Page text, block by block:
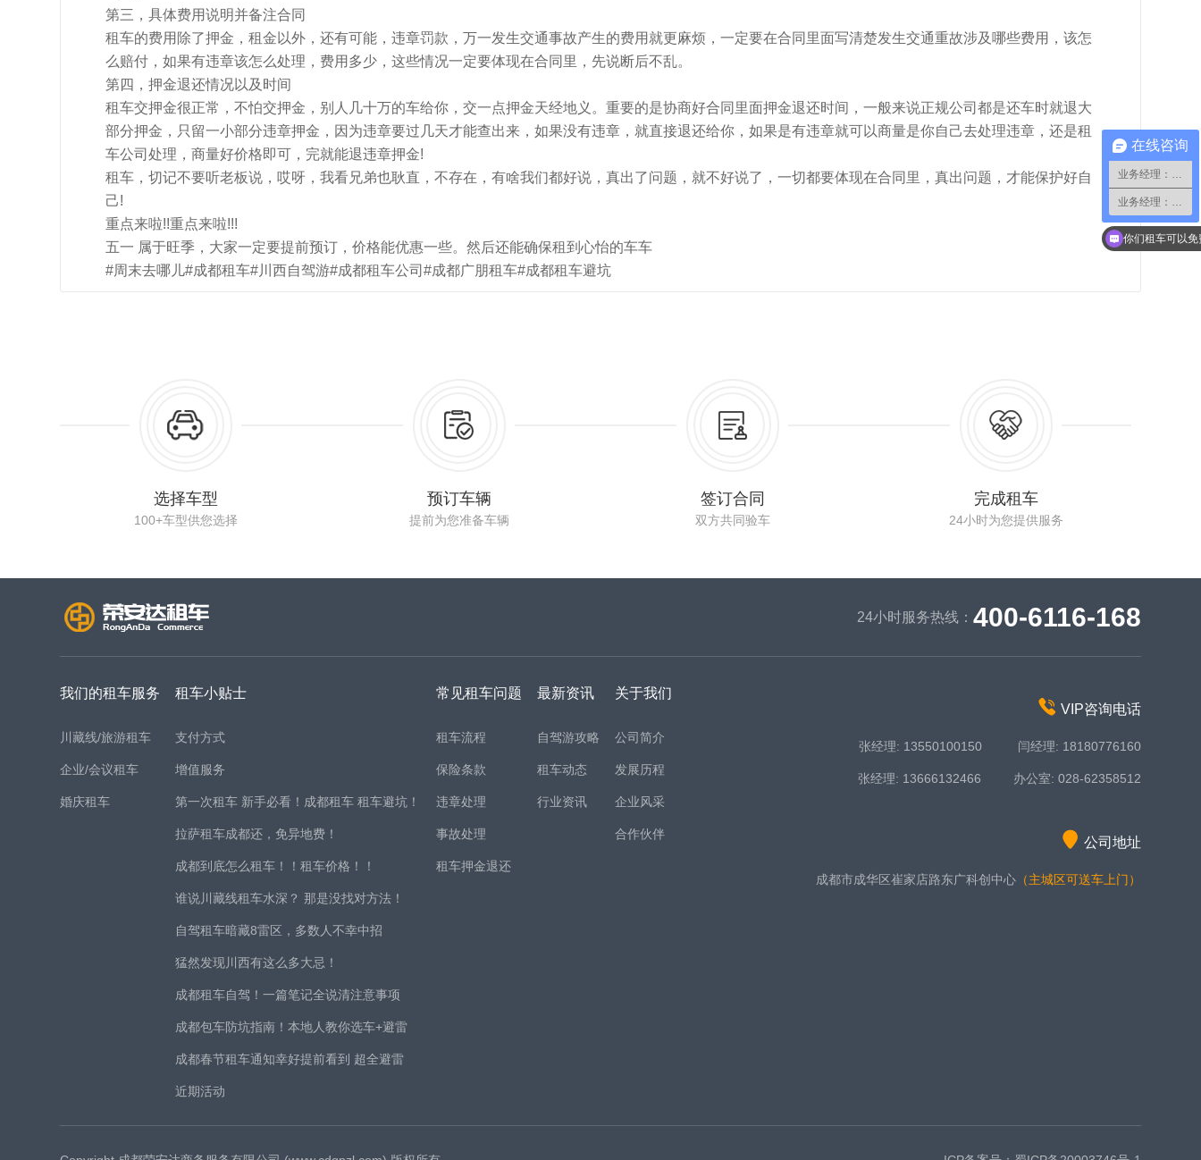
第三，具体费用说明并备注合同
租车的费用除了押金，租金以外，还有可能，违章罚款，万一发生交通事故产生的费用就更麻烦，一定要在合同里面写清楚发生交通重故涉及哪些费用，该怎
么赔付，如果有违章该怎么处理，费用多少，这些情况一定要体现在合同里，先说断后不乱。
第四，押金退还情况以及时间
租车交押金很正常，不怕交押金，别人几十万的车给你，交一点押金天经地义。重要的是协商好合同里面押金退还时间，一般来说正规公司都是还车时就退大
部分押金，只留一小部分违章押金，因为违章要过几天才能查出来，如果没有违章，就直接退还给你，如果是有违章就可以商量是你自己去处理违章，还是租
车公司处理，商量好价格即可，完就能退违章押金!
租车，切记不要听老板说，哎呀，我看兄弟也耿直，不存在，有啥我们都好说，真出了问题，就不好说了，一切都要体现在合同里，真出问题，才能保护好自
己!
重点来啦!!重点来啦!!!
五一 属于旺季，大家一定要提前预订，价格能优惠一些。然后还能确保租到心怡的车车
#周末去哪儿#成都租车#川西自驾游#成都租车公司#成都广朋租车#成都租车避坑
选择车型
100+车型供您选择
预订车辆
提前为您准备车辆
签订合同
双方共同验车
完成租车
24小时为您提供服务
24小时服务热线： 400-6116-168
我们的租车服务
川藏线/旅游租车
企业/会议租车
婚庆租车
租车小贴士
支付方式
增值服务
第一次租车 新手必看！成都租车 租车避坑！
拉萨租车成都还，免异地费！
成都到底怎么租车！！租车价格！！
谁说川藏线租车水深？ 那是没找对方法！
自驾租车暗藏8雷区，多数人不幸中招
猛然发现川西有这么多大忌！
成都租车自驾！一篇笔记全说清注意事项
成都包车防坑指南！本地人教你选车+避雷
成都春节租车通知幸好提前看到 超全避雷
近期活动
常见租车问题
租车流程
保险条款
违章处理
事故处理
租车押金退还
最新资讯
自驾游攻略
租车动态
行业资讯
关于我们
公司简介
发展历程
企业风采
合作伙伴
VIP咨询电话
张经理: 13550100150 闫经理: 18180776160
张经理: 13666132466 办公室: 028-62358512
公司地址
成都市成华区崔家店路东广科创中心 （主城区可送车上门）
在线咨询
业务经理：小蔡
业务经理：小郑
你们租车可以